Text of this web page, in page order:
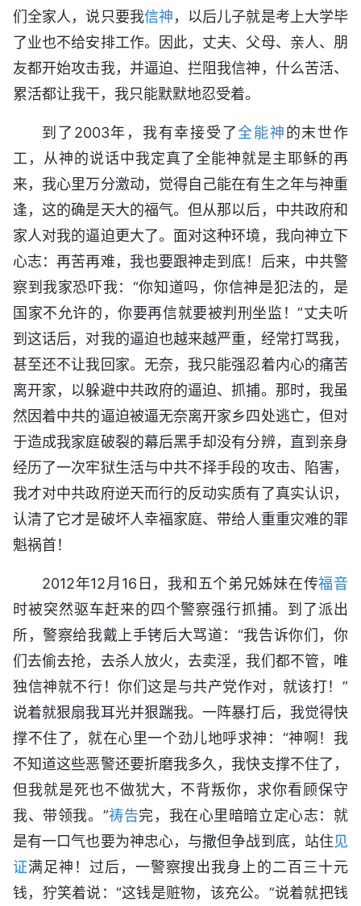
们全家人，说只要我信神，以后儿子就是考上大学毕
了业也不给安排工作。因此，丈夫、父母、亲人、朋
友都开始攻击我，并逼迫、拦阻我信神，什么苦活、
累活都让我干，我只能默默地忍受着。
到了2003年，我有幸接受了全能神的末世作
工，从神的说话中我定真了全能神就是主耶稣的再
来，我心里万分激动，觉得自己能在有生之年与神重
逢，这的确是天大的福气。但从那以后，中共政府和
家人对我的逼迫更大了。面对这种环境，我向神立下
心志：再苦再难，我也要跟神走到底！后来，中共警
察到我家恐吓我：“你知道吗，你信神是犯法的，是
国家不允许的，你要再信就要被判刑坐监！”丈夫听
到这话后，对我的逼迫也越来越严重，经常打骂我，
甚至还不让我回家。无奈，我只能强忍着内心的痛苦
离开家，以躲避中共政府的逼迫、抓捕。那时，我虽
然因着中共的逼迫被逼无奈离开家乡四处逃亡，但对
于造成我家庭破裂的幕后黑手却没有分辨，直到亲身
经历了一次牢狱生活与中共不择手段的攻击、陷害，
我才对中共政府逆天而行的反动实质有了真实认识，
认清了它才是破坏人幸福家庭、带给人重重灾难的罪
魁祸首！
2012年12月16日，我和五个弟兄姊妹在传福音
时被突然驱车赶来的四个警察强行抓捕。到了派出
所，警察给我戴上手铐后大骂道：“我告诉你们，你
们去偷去抢，去杀人放火，去卖淫，我们都不管，唯
独信神就不行！你们这是与共产党作对，就该打！”
说着就狠扇我耳光并狠踹我。一阵暴打后，我觉得快
撑不住了，就在心里一个劲儿地呼求神：“神啊！我
不知道这些恶警还要折磨我多久，我快支撑不住了，
但我就是死也不做犹大，不背叛你，求你看顾保守
我、带领我。”祷告完，我在心里暗暗立定心志：就
是有一口气也要为神忠心，与撒但争战到底，站住见
证满足神！过后，一警察搜出我身上的二百三十元
钱，狞笑着说：“这钱是赃物，该充公。”说着就把钱